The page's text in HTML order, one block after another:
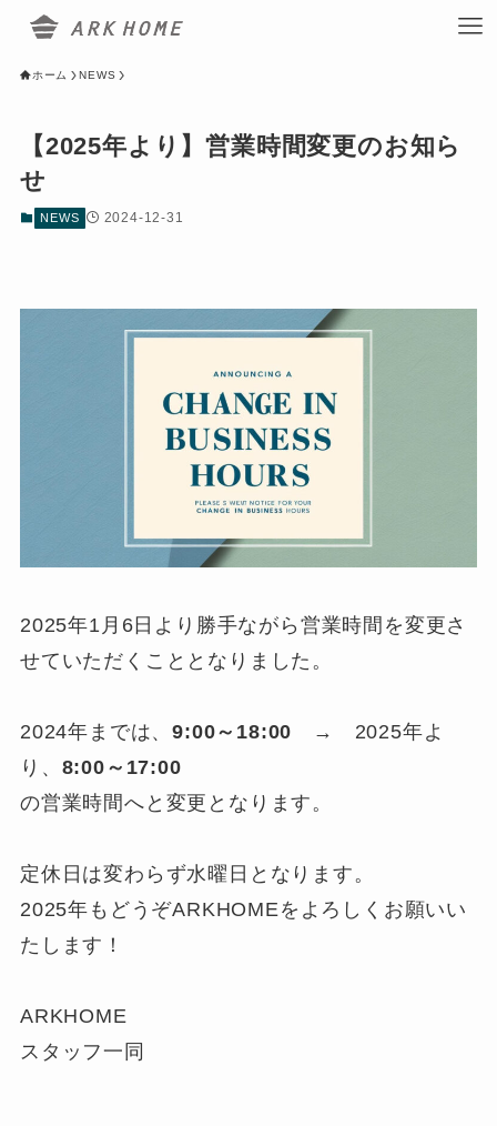
ホーム NEWS
【2025年より】営業時間変更のお知ら
せ
NEWS 2024-12-31
2025年1月6日より勝手ながら営業時間を変更さ
せていただくこととなりました。
2024年までは、9:00～18:00 → 2025年よ
り、 8:00～17:00
の営業時間へと変更となります。
定休日は変わらず水曜日となります。
2025年もどうぞARKHOMEをよろしくお願いい
たします！
ARKHOME
スタッフ一同